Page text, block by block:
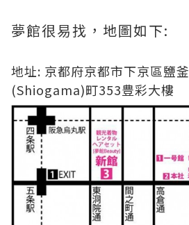
夢館很易找，地圖如下:
地址: 京都府京都市下京區鹽釜
(Shiogama)町353豊彩大樓